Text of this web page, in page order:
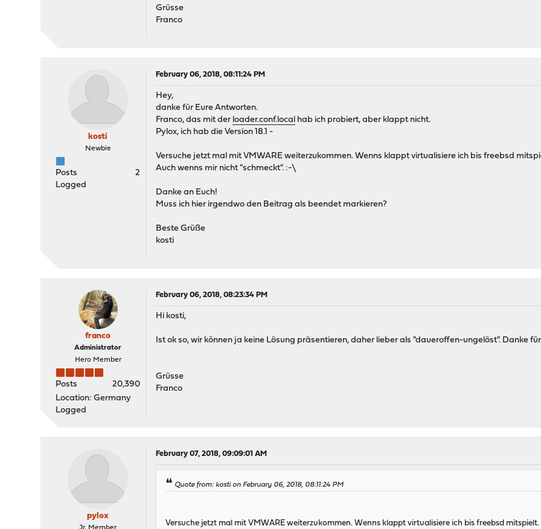
Grüsse
Franco
kosti
Newbie
Posts
2
Logged
February 06, 2018, 08:11:24 PM
Hey,
danke für Eure Antworten.
Franco, das mit der loader.conf.local hab ich probiert, aber klappt nicht.
Pylox, ich hab die Version 18.1 -
Versuche jetzt mal mit VMWARE weiterzukommen. Wenns klappt virtualisiere ich bis freebsd
Auch wenns mir nicht "schmeckt". :-\
Danke an Euch!
Muss ich hier irgendwo den Beitrag als beendet markieren?
Beste Grüße
kosti
franco
Administrator
Hero Member
Posts
20,390
Location: Germany
Logged
February 06, 2018, 08:23:34 PM
Hi kosti,
Ist ok so, wir können ja keine Lösung präsentieren, daher lieber als "daueroffen-ungelöst". Danke
Grüsse
Franco
pylox
February 07, 2018, 09:09:01 AM
Quote from: kosti on February 06, 2018, 08:11:24 PM
Versuche jetzt mal mit VMWARE weiterzukommen. Wenns klappt virtualisiere ich bis freebsd mitspielt.